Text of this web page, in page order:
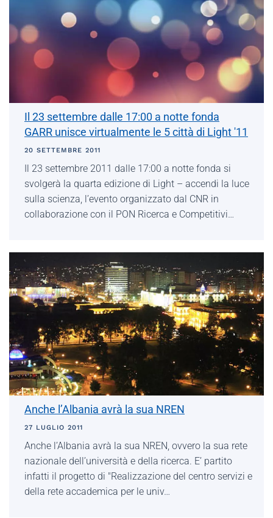
Il 23 settembre dalle 17:00 a notte fonda
GARR unisce virtualmente le 5 città di Light '11
20 SETTEMBRE 2011
Il 23 settembre 2011 dalle 17:00 a notte fonda si
svolgerà la quarta edizione di Light – accendi la luce
sulla scienza, l’evento organizzato dal CNR in
collaborazione con il PON Ricerca e Competitivi…
Anche l’Albania avrà la sua NREN
27 LUGLIO 2011
Anche l’Albania avrà la sua NREN, ovvero la sua rete
nazionale dell’università e della ricerca. E’ partito
infatti il progetto di "Realizzazione del centro servizi e
della rete accademica per le univ…